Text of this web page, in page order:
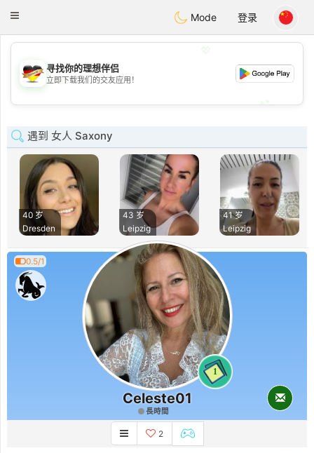
Dating
Toggle
Mode 登录
💖
💕
寻找你的理想伴侣
立即下载我们的交友应用！
遇到 女人 Saxony
40 岁
Dresden
43 岁
Leipzig
41 岁
Leipzig
0.5/1
1
Celeste01
長時間
2